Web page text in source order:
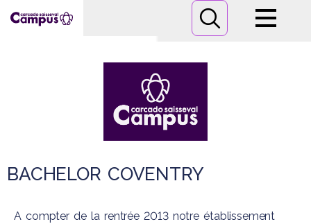
Informations pratiques
Nous contacter
BACHELOR COVENTRY
A compter de la rentrée 2013 notre établissement